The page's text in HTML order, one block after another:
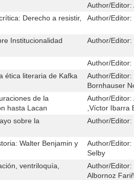
Author/Editor:
Derecho a resistir,
Author/Editor:
Institucionalidad
Author/Editor:
Author/Editor:
ética literaria de Kafka
Author/Editor:
Bornhauser
de la
hasta Lacan
Author/Editor:
,Víctor Ibarra B.
sobre la
Author/Editor:
Walter Benjamin y
Author/Editor:
Selby
ventriloquía,
Author/Editor:
Albornoz Fariña